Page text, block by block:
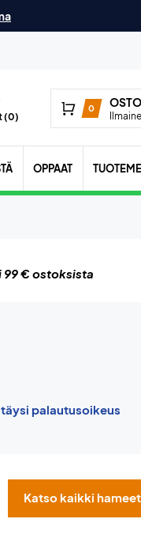
(0)
0
OPPAAT
99 € ostoksista
täysi palautusoikeus
Katso kaikki hameet